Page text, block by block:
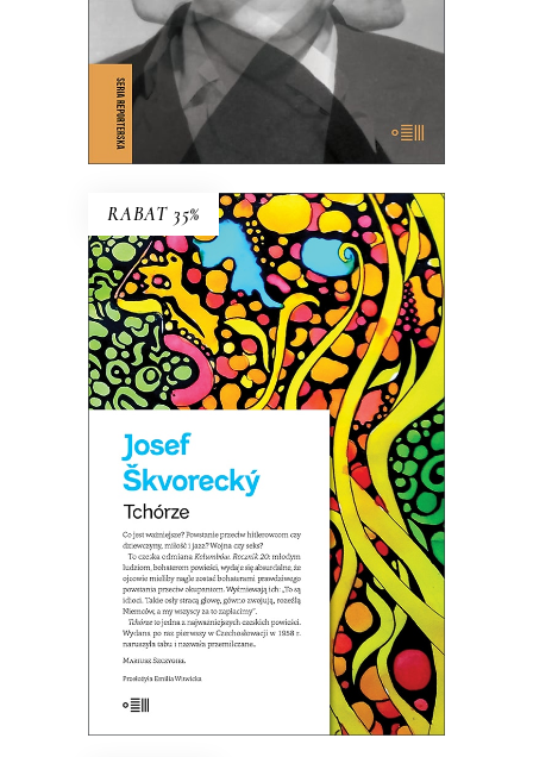
E-BOOK DO KOSZYKA
RABAT 35%
E-BOOK DO KOSZYKA
TCHÓRZE
NOWE WYDANIE KULTOWEJ
69.00zł 44.85zł
KSIĄŻKA DO KOSZYKA